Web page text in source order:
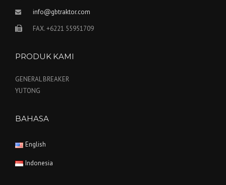
info@gbtraktor.com
FAX. +6221 55951709
PRODUK KAMI
GENERAL BREAKER
YUTONG
BAHASA
English
Indonesia